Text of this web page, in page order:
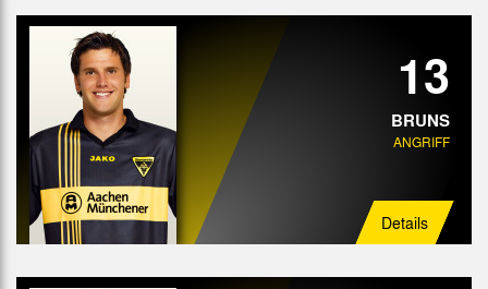
13
BRUNS
ANGRIFF
Details